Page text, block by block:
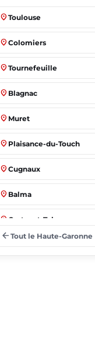
place Toulouse
place Colomiers
place Tournefeuille
place Blagnac
place Muret
place Plaisance-du-Touch
place Cugnaux
place Balma
place Castanet-Tolosan
arrow_back Tout le Haute-Garonne